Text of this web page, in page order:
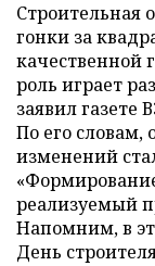
Строительная
гонки за
качественной
роль играет
заявил газете
По его словам,
изменений
реализуемый
Напомним, в
День